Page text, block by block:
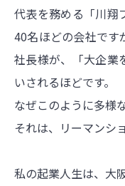
代表を務める「川翔
40名ほどの会社です
社長様が、「大企業
いされるほどです。
なぜこのように多様
それは、リーマンシ
私の起業人生は、大